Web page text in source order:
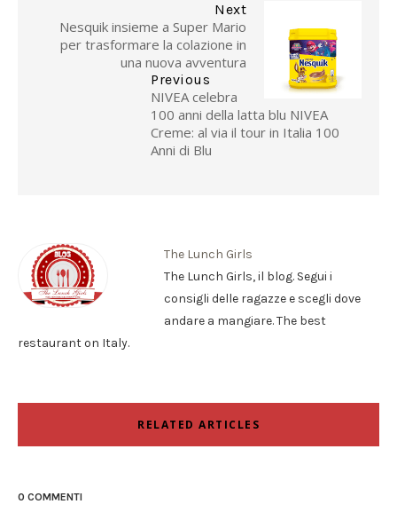
Next
Nesquik insieme a Super Mario
per trasformare la colazione in
una nuova avventura
Previous
NIVEA celebra
100 anni della latta blu NIVEA
Creme: al via il tour in Italia 100
Anni di Blu
The Lunch Girls
The Lunch Girls, il blog. Segui i
consigli delle ragazze e scegli dove
andare a mangiare. The best
restaurant on Italy.
RELATED ARTICLES
0 COMMENTI